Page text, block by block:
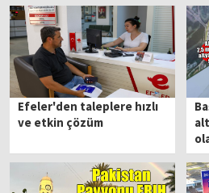
Efeler'den taleplere hızlı
ve etkin çözüm